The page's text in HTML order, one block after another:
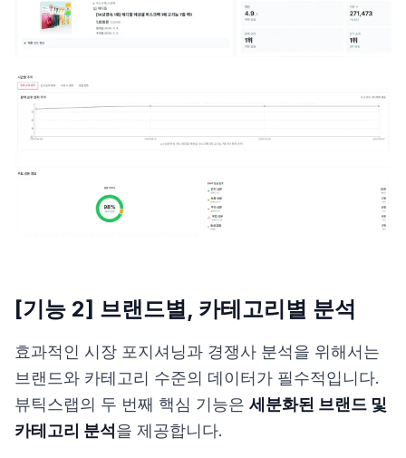
[기능 2] 브랜드별, 카테고리별 분석
효과적인 시장 포지셔닝과 경쟁사 분석을 위해서는
브랜드와 카테고리 수준의 데이터가 필수적입니다.
뷰틱스랩의 두 번째 핵심 기능은 세분화된 브랜드 및
카테고리 분석을 제공합니다.